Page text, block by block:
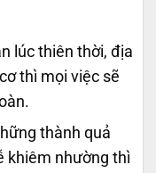
lúc thiên thời, địa
thì mọi việc sẽ
thành quả
khiêm nhường thì